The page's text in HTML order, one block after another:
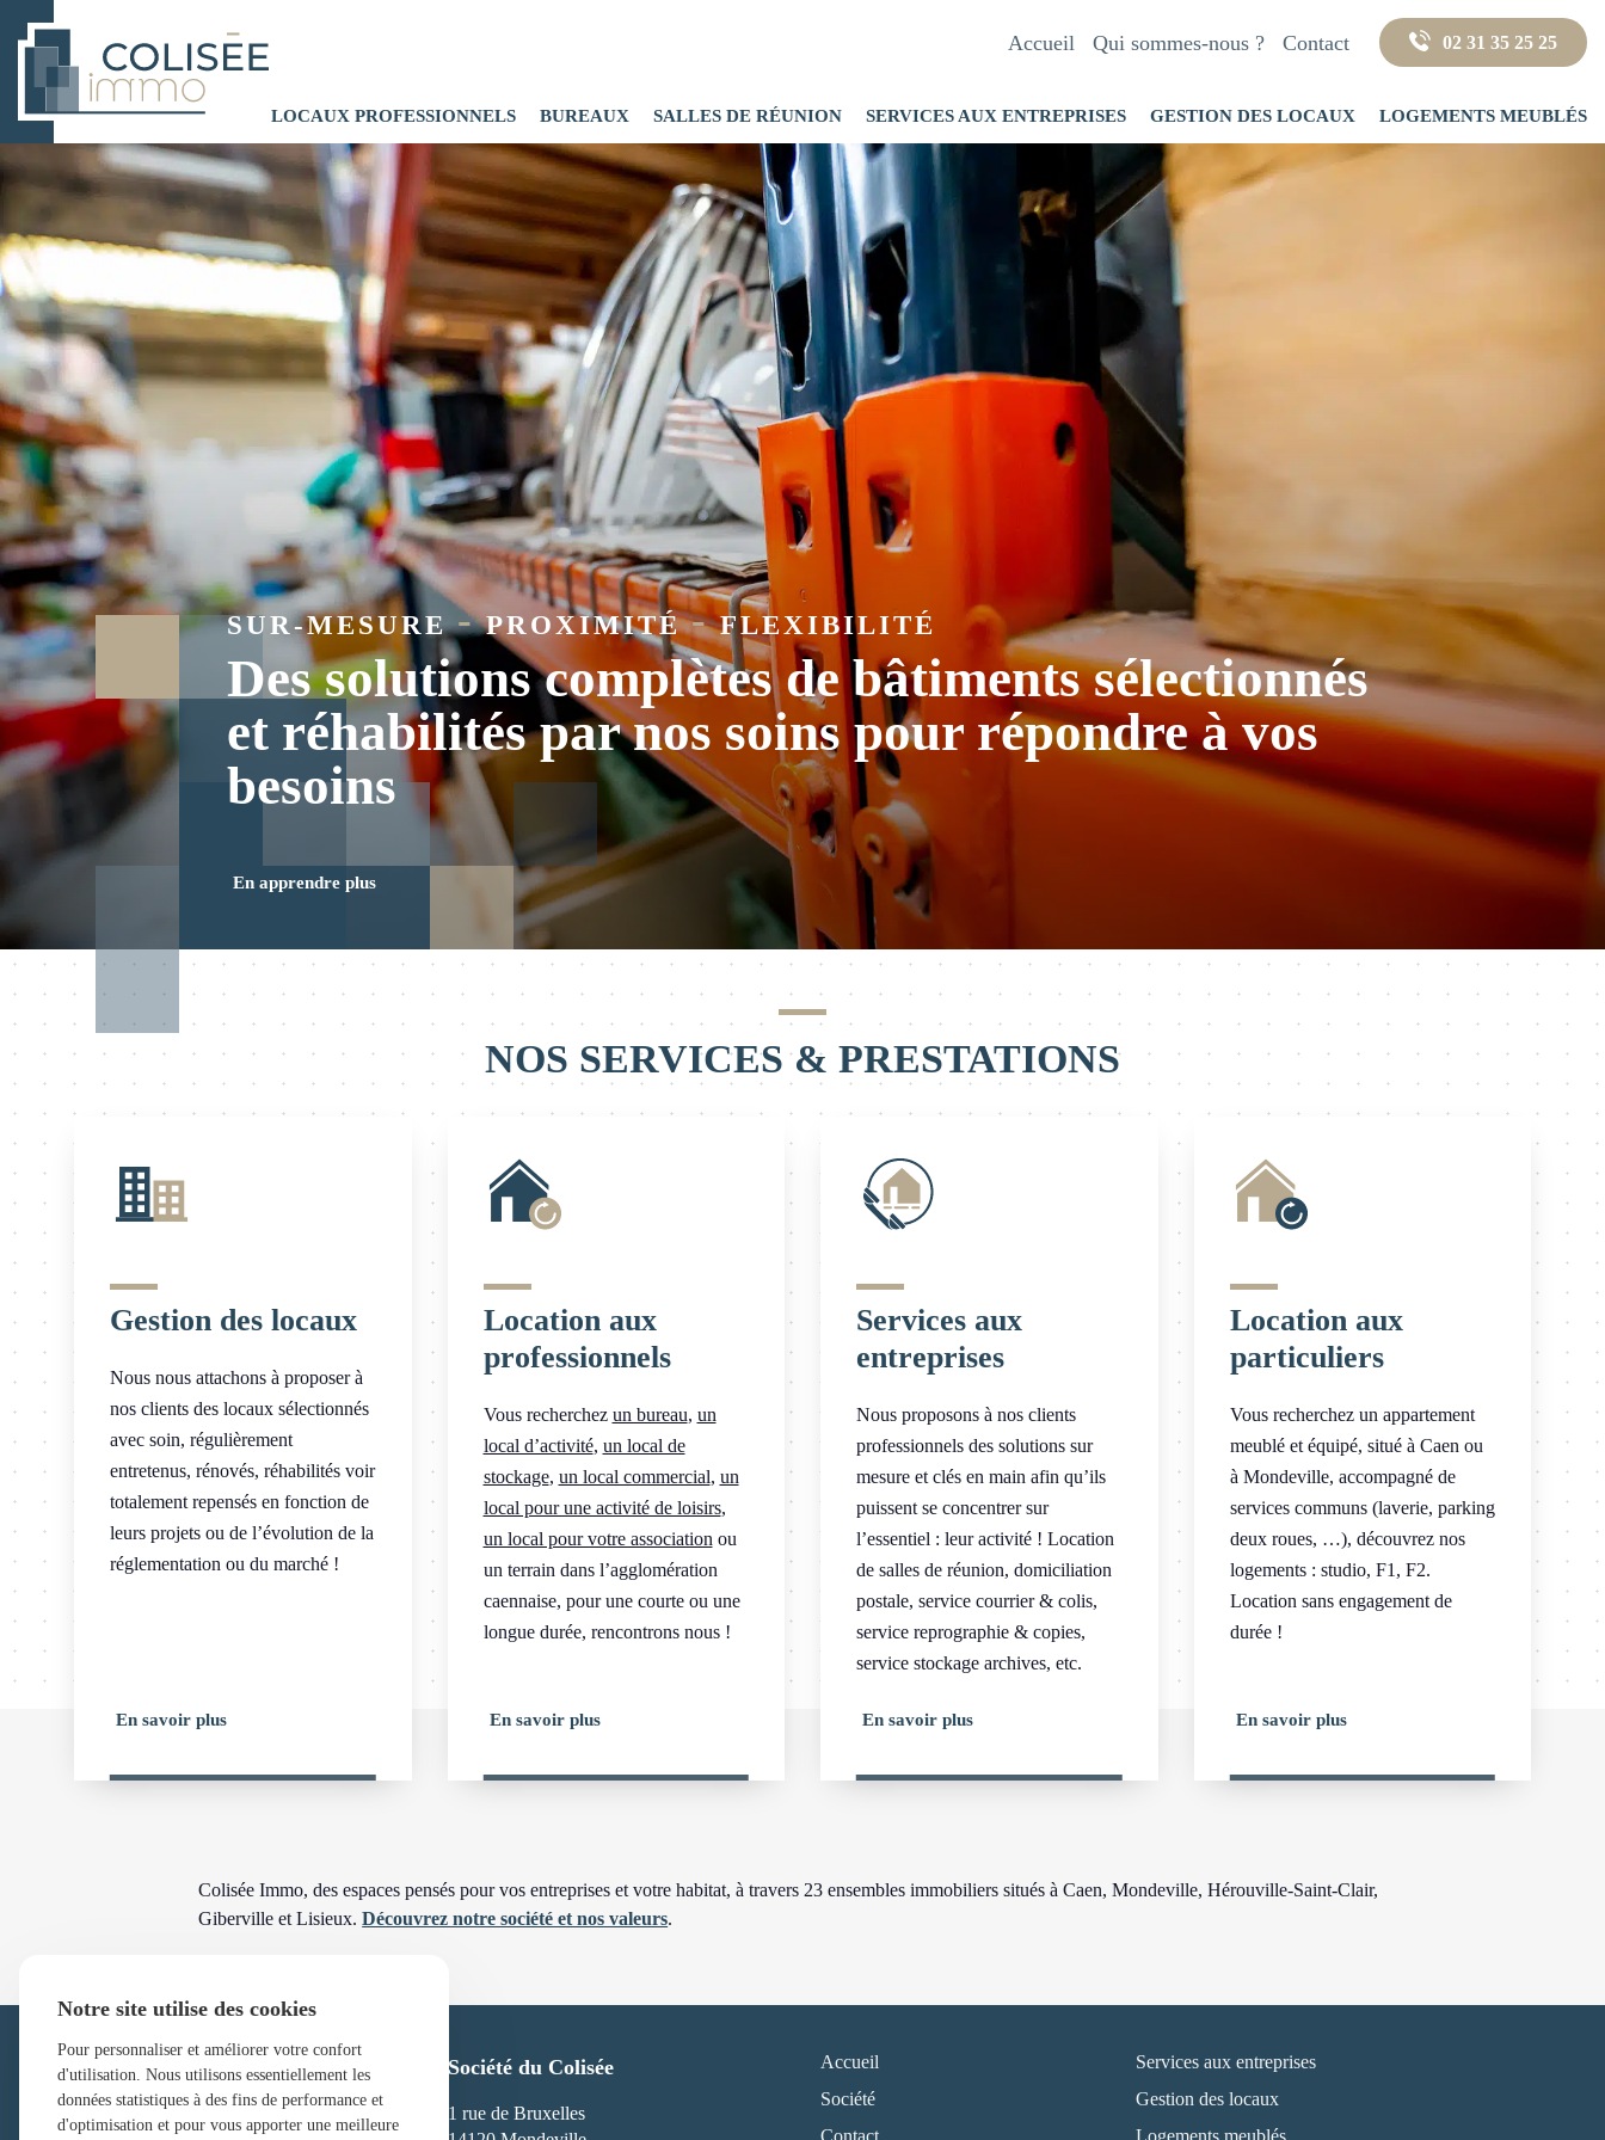
Panneau de gestion des cookies
Notre site utilise des cookies
Pour personnaliser et améliorer votre confort
d'utilisation. Nous utilisons essentiellement les
données statistiques à des fins de performance et
d'optimisation et pour vous apporter une meilleure
Accueil Qui sommes-nous ? Contact 02 31 35 25 25
LOCAUX PROFESSIONNELS BUREAUX SALLES DE RÉUNION SERVICES AUX ENTREPRISES GESTION DES LOCAUX LOGEMENTS MEUBLÉS
SUR-MESURE-PROXIMITÉ-FLEXIBILITÉ
Des solutions complètes de bâtiments sélectionnés
et réhabilités par nos soins pour répondre à vos
besoins
En apprendre plus
NOS SERVICES & PRESTATIONS
Gestion des locaux
Nous nous attachons à proposer à
nos clients des locaux sélectionnés
avec soin, régulièrement
entretenus, rénovés, réhabilités voir
totalement repensés en fonction de
leurs projets ou de l’évolution de la
réglementation ou du marché !
En savoir plus
Location aux
professionnels
Vous recherchez un bureau, un
local d’activité, un local de
stockage, un local commercial, un
local pour une activité de loisirs,
un local pour votre association ou
un terrain dans l’agglomération
caennaise, pour une courte ou une
longue durée, rencontrons nous !
En savoir plus
Services aux
entreprises
Nous proposons à nos clients
professionnels des solutions sur
mesure et clés en main afin qu’ils
puissent se concentrer sur
l’essentiel : leur activité ! Location
de salles de réunion, domiciliation
postale, service courrier & colis,
service reprographie & copies,
service stockage archives, etc.
En savoir plus
Location aux
particuliers
Vous recherchez un appartement
meublé et équipé, situé à Caen ou
à Mondeville, accompagné de
services communs (laverie, parking
deux roues, …), découvrez nos
logements : studio, F1, F2.
Location sans engagement de
durée !
En savoir plus
Colisée Immo, des espaces pensés pour vos entreprises et votre habitat, à travers 23 ensembles immobiliers situés à Caen, Mondeville, Hérouville-Saint-Clair,
Giberville et Lisieux.Découvrez notre société et nos valeurs.
Société du Colisée
1 rue de Bruxelles
Accueil
Société
Contact
Services aux entreprises
Gestion des locaux
Logements meublés